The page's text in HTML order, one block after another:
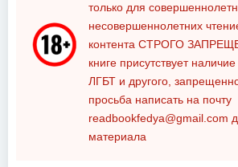
только для
несовершеннолетних
контента СТРОГО
книге присутствует
ЛГБТ и другого,
просьба написать на почту
readbookfedya@gmail.com
материала